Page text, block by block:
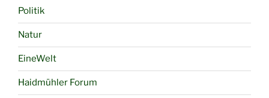
Politik
Natur
EineWelt
Haidmühler Forum